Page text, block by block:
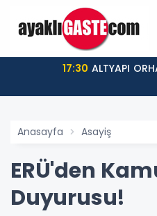
17:30 ALTYAPI
Anasayfa Asayiş
ERÜ'den
Duyurusu!